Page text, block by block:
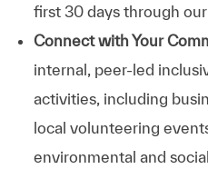
first 30 days through
Connect with Your
internal, peer-led
activities, including
local volunteering
environmental and